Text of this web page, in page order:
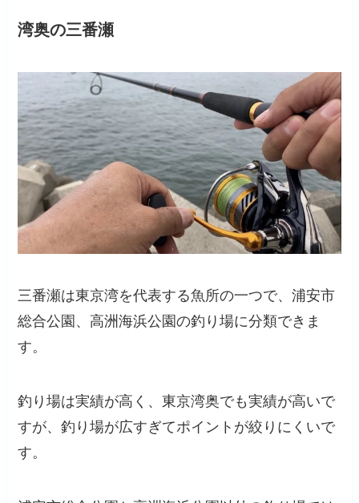
湾奥の三番瀬
三番瀬は東京湾を代表する魚所の一つで、浦安市
総合公園、高洲海浜公園の釣り場に分類できま
す。
釣り場は実績が高く、東京湾奥でも実績が高いで
すが、釣り場が広すぎてポイントが絞りにくいで
す。